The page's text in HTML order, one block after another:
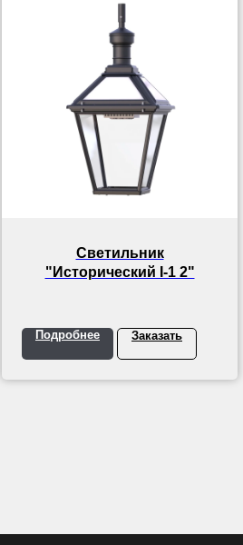
Светильник
"Исторический I-1 2"
Подробнее Заказать